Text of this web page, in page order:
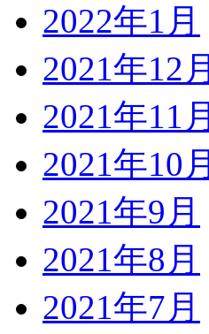
2022年1月
2021年12月
2021年11月
2021年10月
2021年9月
2021年8月
2021年7月